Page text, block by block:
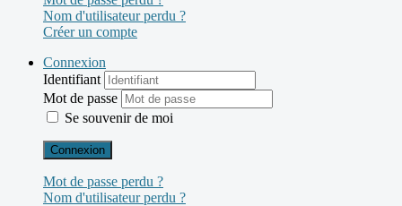
Nom d'utilisateur perdu ?
Créer un compte
Connexion
Identifiant
Mot de passe
Se souvenir de moi
Connexion
Mot de passe perdu ?
Nom d'utilisateur perdu ?